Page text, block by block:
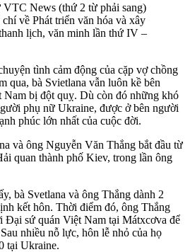
News (thứ 2 từ phải sang)
về Phát triển văn hóa và xây
lịch, văn minh lần thứ IV –
tình cảm động của cặp vợ chồng
qua, bà Svietlana vẫn luôn kề bên
Nam bị đột quỵ. Dù còn đó những khó
phụ nữ Ukraine, được ở bên người
phúc lớn nhất của cuộc đời.
và ông Nguyễn Văn Thắng bắt đầu từ
quan thành phố Kiev, trong lần ông
bà Svetlana và ông Thắng dành 2
kết hôn. Thời điểm đó, ông Thắng
Đại sứ quán Việt Nam tại Mátxcơva để
nhiều nỗ lực, hôn lễ nhỏ của họ
tại Ukraine.